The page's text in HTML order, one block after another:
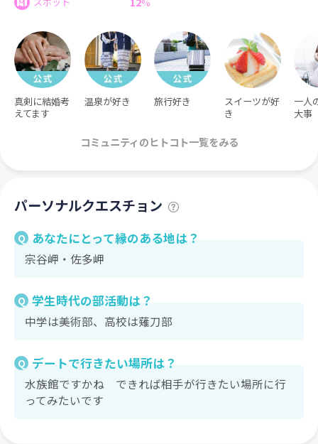
真剣に結婚考
えてます
温泉が好き 旅行好き
スイーツが好
き
一人
大事
コミュニティのヒトコト一覧をみる
パーソナルクエスチョン
Q あなたにとって縁のある地は？
宗谷岬・佐多岬
Q 学生時代の部活動は？
中学は美術部、高校は薙刀部
Q デートで行きたい場所は？
水族館ですかね できれば相手が行きたい場所に行
ってみたいです